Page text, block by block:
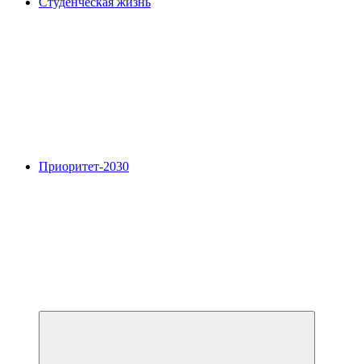
Приоритет-2030